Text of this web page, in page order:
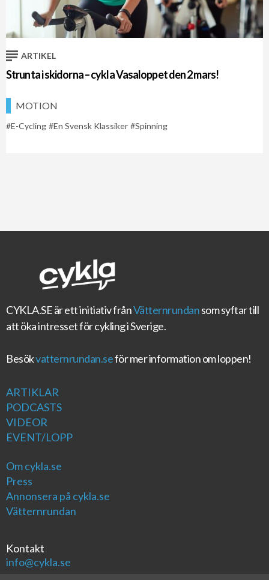
ARTIKEL
Strunta i skidorna – cykla Vasaloppet den 2 mars!
MOTION
E-Cycling En Svensk Klassiker Spinning
CYKLA.SEär ett initiativ frånVätternrundansom syftar till
att öka intresset för cykling i Sverige.
Besökvatternrundan.seför mer information om loppen!
ARTIKLAR
PODCASTS
VIDEOR
EVENT/LOPP
Om cykla.se
Press
Annonsera på cykla.se
Vätternrundan
Kontakt
info@cykla.se